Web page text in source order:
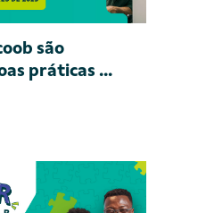
são
práticas ...